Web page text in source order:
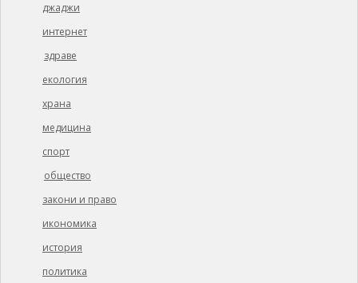
джаджи
интернет
здраве
екология
храна
медицина
спорт
общество
закони и право
икономика
история
политика